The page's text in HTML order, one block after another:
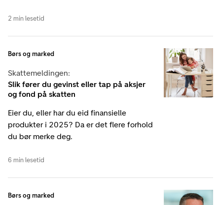
2 min lesetid
Børs og marked
Skattemeldingen:
Slik fører du gevinst eller tap på aksjer
og fond på skatten
Eier du, eller har du eid finansielle
produkter i 2025? Da er det flere forhold
du bør merke deg.
6 min lesetid
Børs og marked